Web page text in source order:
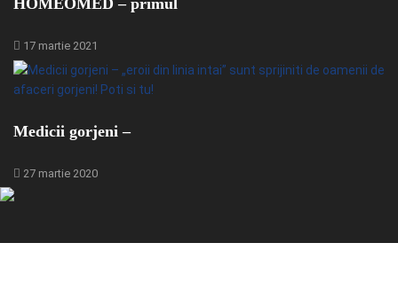
17 martie 2021
Medicii gorjeni –
27 martie 2020